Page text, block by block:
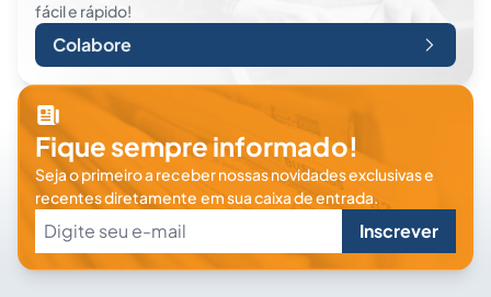
fácil e rápido!
Colabore
Fique sempre informado!
Seja o primeiro a receber nossas novidades exclusivas e
recentes diretamente em sua caixa de entrada.
Inscrever